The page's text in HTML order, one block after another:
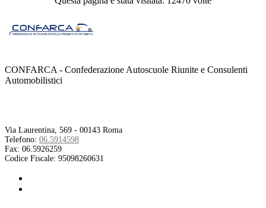
CONFARCA - Confederazione Autoscuole Riunite e Consulenti
Automobilistici
Via Laurentina, 569 - 00143 Roma
Telefono: 06.5914598
Fax: 06.5926259
Codice Fiscale: 95098260631